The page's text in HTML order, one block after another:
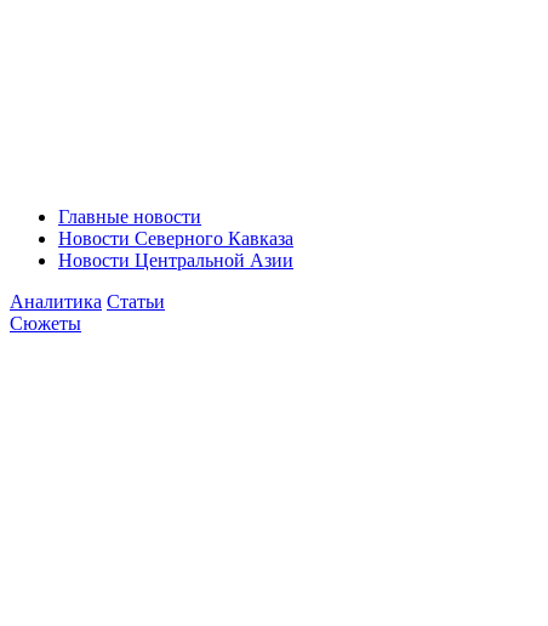
Главные новости
Новости Северного Кавказа
Новости Центральной Азии
Аналитика Статьи
Сюжеты